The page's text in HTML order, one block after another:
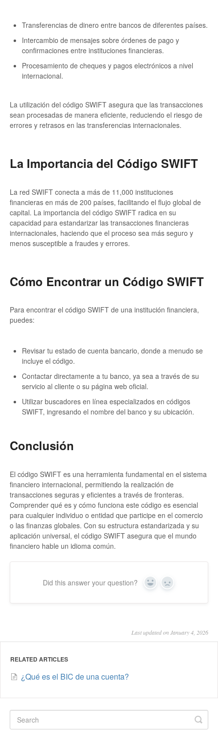
Transferencias de dinero entre bancos de diferentes países.
Intercambio de mensajes sobre órdenes de pago y
confirmaciones entre instituciones financieras.
Procesamiento de cheques y pagos electrónicos a nivel
internacional.
La utilización del código SWIFT asegura que las transacciones
sean procesadas de manera eficiente, reduciendo el riesgo de
errores y retrasos en las transferencias internacionales.
La Importancia del Código SWIFT
La red SWIFT conecta a más de 11,000 instituciones
financieras en más de 200 países, facilitando el flujo global de
capital. La importancia del código SWIFT radica en su
capacidad para estandarizar las transacciones financieras
internacionales, haciendo que el proceso sea más seguro y
menos susceptible a fraudes y errores.
Cómo Encontrar un Código SWIFT
Para encontrar el código SWIFT de una institución financiera,
puedes:
Revisar tu estado de cuenta bancario, donde a menudo se
incluye el código.
Contactar directamente a tu banco, ya sea a través de su
servicio al cliente o su página web oficial.
Utilizar buscadores en línea especializados en códigos
SWIFT, ingresando el nombre del banco y su ubicación.
Conclusión
El código SWIFT es una herramienta fundamental en el sistema
financiero internacional, permitiendo la realización de
transacciones seguras y eficientes a través de fronteras.
Comprender qué es y cómo funciona este código es esencial
para cualquier individuo o entidad que participe en el comercio
o las finanzas globales. Con su estructura estandarizada y su
aplicación universal, el código SWIFT asegura que el mundo
financiero hable un idioma común.
Did this answer your question? Yes No
Last updated on January 4, 2026
RELATED ARTICLES
¿Qué es el BIC de una cuenta?